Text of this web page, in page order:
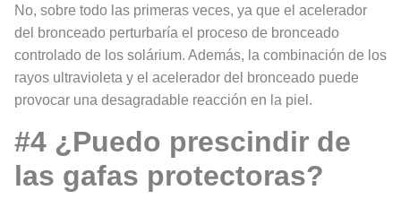
No, sobre todo las primeras veces, ya que el acelerador
del bronceado perturbaría el proceso de bronceado
controlado de los solárium. Además, la combinación de los
rayos ultravioleta y el acelerador del bronceado puede
provocar una desagradable reacción en la piel.
#4 ¿Puedo prescindir de
las gafas protectoras?